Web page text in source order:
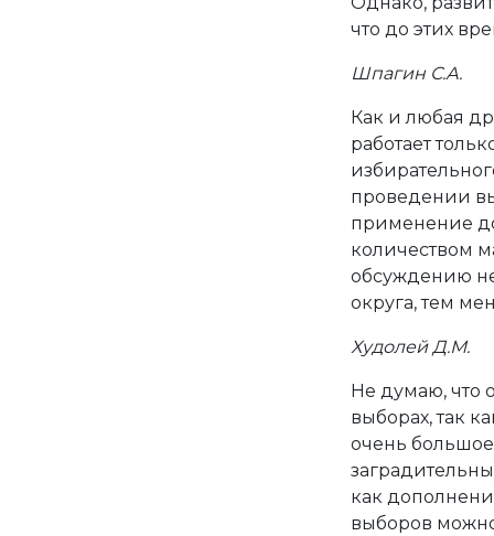
что до этих
Шпагин С.А.
Как и любая
работает
проведении
применение
количеством
обсуждению
округа, тем
Худолей Д.М.
Не думаю, что
выборах, так
очень
как
выборов можно